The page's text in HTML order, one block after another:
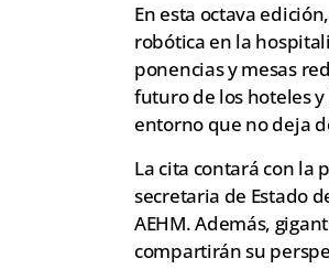
En esta octava
robótica en la
ponencias y mesas
futuro de los hoteles
entorno que no deja
La cita contará con la
secretaria de Estado
AEHM. Además,
compartirán su